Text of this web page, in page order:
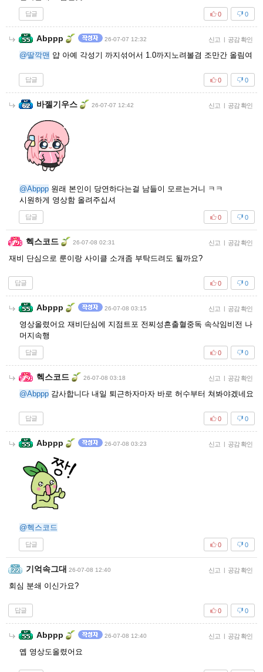
답글 0
0
Abppp 26-07-07 12:32 신고 | 공감 확인
@딸깍맨 얍 아예 각성기 까지섞어서 1.0까지노려볼겸 조만간 올림여
답글 0
0
바젤기우스 26-07-07 12:42 신고 | 공감 확인
@Abppp 원래 본인이 당연하다는걸 남들이 모르는거니 ㅋㅋ
시원하게 영상함 올려주십셔
답글 0
0
헥스코드 26-07-08 02:31 신고 | 공감 확인
재비 단심으로 룬이랑 사이클 소개좀 부탁드려도 될까요?
답글 0
0
Abppp 26-07-08 03:15 신고 | 공감 확인
영상올렸어요 재비단심에 지점트포 전찌성흔출혈중독 속삭임비전 나
머지속행
답글 0
0
헥스코드 26-07-08 03:18 신고 | 공감 확인
@Abppp 감사합니다 내일 퇴근하자마자 바로 허수부터 쳐봐야겠네요
답글 0
0
Abppp 26-07-08 03:23 신고 | 공감 확인
@헥스코드
답글 0
0
기억속그대 26-07-08 12:40 신고 | 공감 확인
회심 분쇄 이신가요?
답글 0
0
Abppp 26-07-08 12:40 신고 | 공감 확인
옙 영상도올렸어요